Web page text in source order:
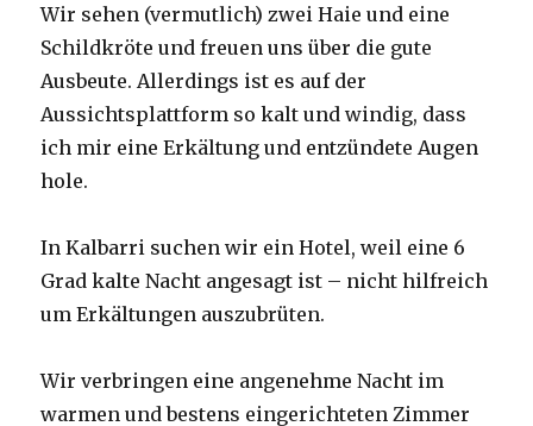
Wir sehen (vermutlich) zwei Haie und eine
Schildkröte und freuen uns über die gute
Ausbeute. Allerdings ist es auf der
Aussichtsplattform so kalt und windig, dass
ich mir eine Erkältung und entzündete Augen
hole.
In Kalbarri suchen wir ein Hotel, weil eine 6
Grad kalte Nacht angesagt ist – nicht hilfreich
um Erkältungen auszubrüten.
Wir verbringen eine angenehme Nacht im
warmen und bestens eingerichteten Zimmer